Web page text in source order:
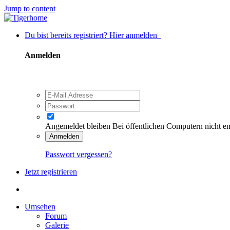
Jump to content
Du bist bereits registriert? Hier anmelden
Anmelden
Angemeldet bleiben Bei öffentlichen Computern nicht
Anmelden
Passwort vergessen?
Jetzt registrieren
Umsehen
Forum
Galerie